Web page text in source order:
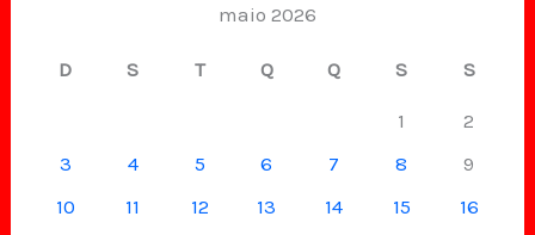
maio 2026
D S T Q Q S S
1
2
3
4 5 6 7 8
9
10
11 12 13 14 15
16